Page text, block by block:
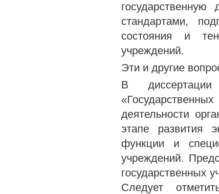
стандартами,
состояния и
учреждений.
Эти и другие
В
деятельности
этапе развития
функции и
учреждений.
государственных
Следует